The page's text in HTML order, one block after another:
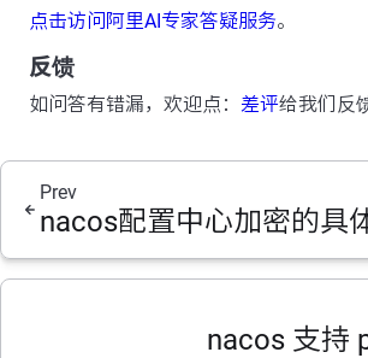
点击访问阿里AI专家答疑服务。
反馈
如问答有错漏，欢迎点： 差评给我们反
Prev
nacos配置中心加密的具
nacos 支持